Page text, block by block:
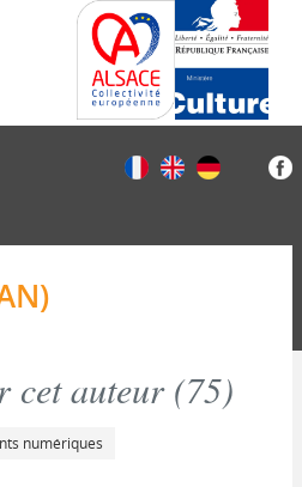
cet auteur (75)
numériques